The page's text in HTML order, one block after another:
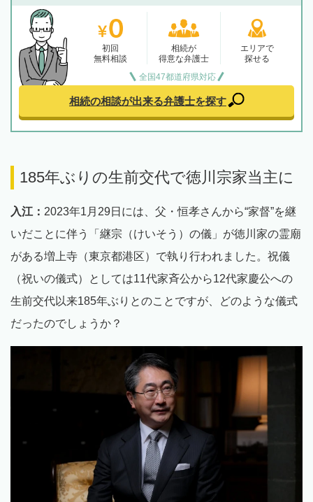
初回
無料相談
相続が
得意な弁護士
エリアで
探せる
全国47都道府県対応
相続の相談が出来る弁護士を探す
185年ぶりの生前交代で徳川宗家当主に
入江： 2023年1月29日には、父・恒孝さんから“家督”を継
いだことに伴う「継宗（けいそう）の儀」が徳川家の霊廟
がある増上寺（東京都港区）で執り行われました。祝儀
（祝いの儀式）としては11代家斉公から12代家慶公への
生前交代以来185年ぶりとのことですが、どのような儀式
だったのでしょうか？